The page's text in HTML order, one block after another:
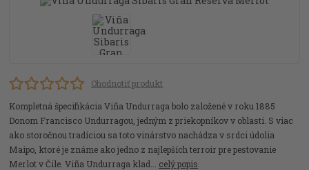
Ohodnotiť produkt
Kompletná špecifikácia Viña Undurraga bolo založené v roku 1885
Donom Francisco Undurragou, jedným z priekopníkov v oblasti. S viac
ako storočnou tradíciou sa toto vinárstvo nachádza v srdci údolia
Maipo, ktoré je známe ako jedno z najlepších terroir pre pestovanie
Merlot v Čile. Viña Undurraga klad... celý popis